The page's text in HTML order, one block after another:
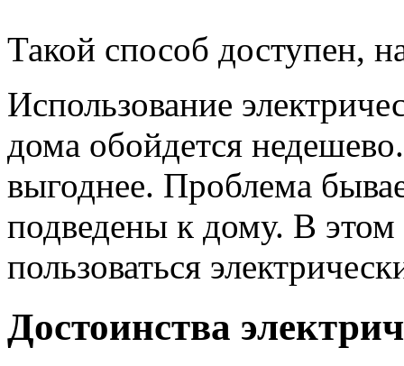
Такой способ доступен,
Использование
дома обойдется
выгоднее. Проблема
подведены к дому. В этом
пользоваться
Достоинства